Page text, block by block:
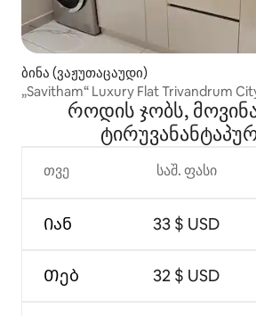
ბინა (ვაჟუთაცაუდი)
„Savitham“ Luxury Flat Trivandrum
როდის ჯობს,
თვე
Იან
Თებ
საშ. ფასი
33 $ USD
32 $ USD